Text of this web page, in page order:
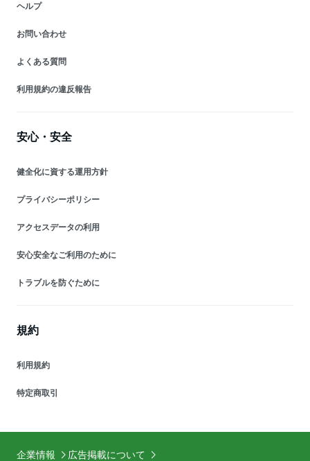
ヘルプ
お問い合わせ
よくある質問
利用規約の違反報告
安心・安全
健全化に資する運用方針
プライバシーポリシー
アクセスデータの利用
安心安全なご利用のために
トラブルを防ぐために
規約
利用規約
特定商取引
企業情報 広告掲載について